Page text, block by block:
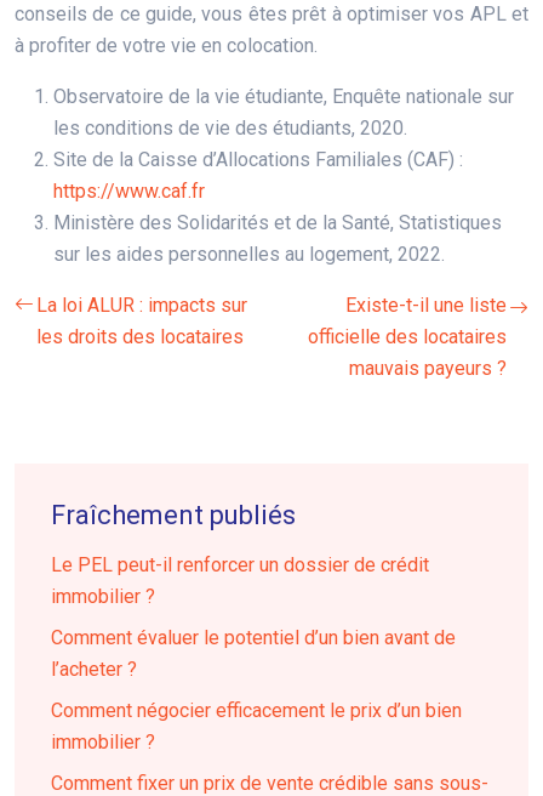
conseils de ce guide, vous êtes prêt à optimiser vos APL et
à profiter de votre vie en colocation.
Observatoire de la vie étudiante, Enquête nationale sur
les conditions de vie des étudiants, 2020.
Site de la Caisse d’Allocations Familiales (CAF) :
https://www.caf.fr
Ministère des Solidarités et de la Santé, Statistiques
sur les aides personnelles au logement, 2022.
La loi ALUR : impacts sur
les droits des locataires
Existe-t-il une liste
officielle des locataires
mauvais payeurs ?
Fraîchement publiés
Le PEL peut-il renforcer un dossier de crédit
immobilier ?
Comment évaluer le potentiel d’un bien avant de
l’acheter ?
Comment négocier efficacement le prix d’un bien
immobilier ?
Comment fixer un prix de vente crédible sans sous-